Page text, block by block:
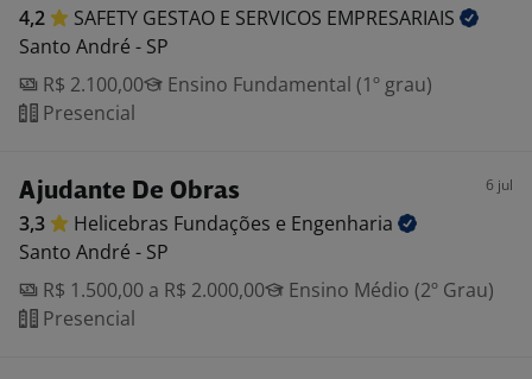
4,2 SAFETY GESTAO E SERVICOS EMPRESARIAIS
Santo André - SP
R$ 2.100,00
Ensino Fundamental (1º grau)
Presencial
Ajudante De Obras 6 jul
3,3 Helicebras Fundações e Engenharia
Santo André - SP
R$ 1.500,00 a R$ 2.000,00
Ensino Médio (2º Grau)
Presencial